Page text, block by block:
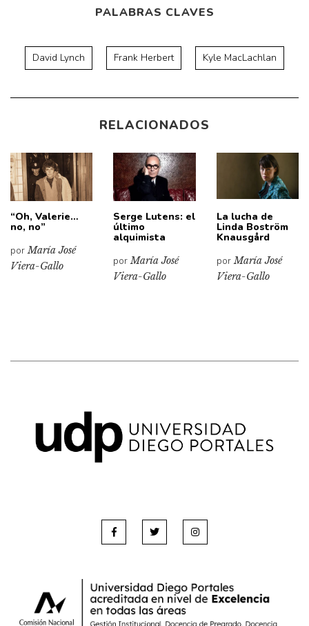
PALABRAS CLAVES
David Lynch Frank Herbert Kyle MacLachlan
RELACIONADOS
“Oh, Valerie…
no, no”
porMaría José
Viera-Gallo
Serge Lutens: el
último
alquimista
porMaría José
Viera-Gallo
La lucha de
Linda Boström
Knausgård
porMaría José
Viera-Gallo